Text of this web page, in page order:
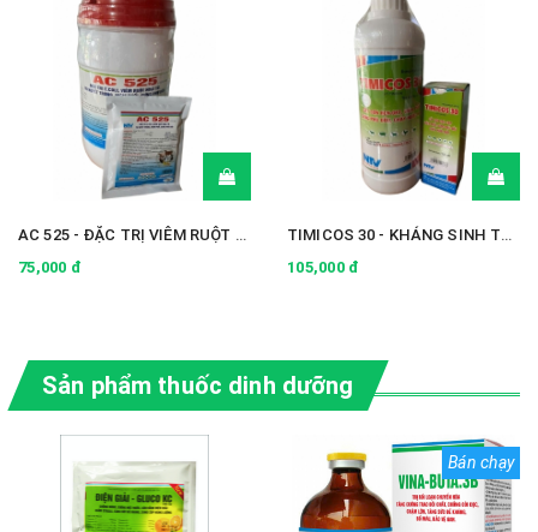
AC 525 - ĐẶC TRỊ VIÊM RUỘT HOẠI TỬ
75,000 đ
TIMICOS 30 - KHÁNG SINH THÊ HỆ MỚI
105,000 đ
N
.
Sản phẩm thuốc dinh dưỡng
Bán chạy